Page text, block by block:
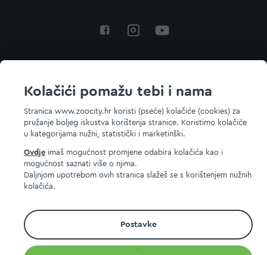
Kolačići pomažu tebi i nama
Stranica www.zoocity.hr koristi (pseće) kolačiće (cookies) za
pružanje boljeg iskustva korištenja stranice. Koristimo kolačiće
u kategorijama nužni, statistički i marketinški.
Ovdje imaš mogućnost promjene odabira kolačića kao i
mogućnost saznati više o njima.
Daljnjom upotrebom ovih stranica slažeš se s korištenjem nužnih
kolačića.
Postavke
© 2026 ZOOCITY. Sva prava zadržana.